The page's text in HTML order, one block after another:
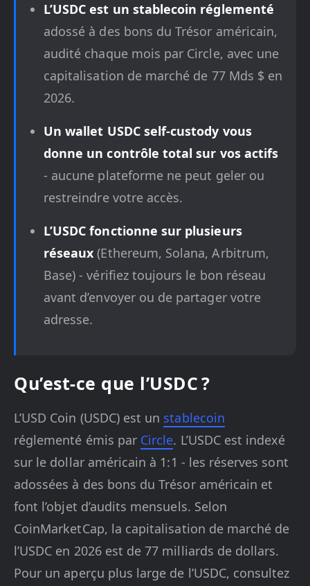
L’USDC est un stablecoin réglementé
adossé à des bons du Trésor américain,
audité chaque mois par Circle, avec une
capitalisation de marché de 77 Mds $ en
2026.
Un wallet USDC self-custody vous
donne un contrôle total sur vos actifs
- aucune plateforme ne peut geler ou
restreindre votre accès.
L’USDC fonctionne sur plusieurs
réseaux (Ethereum, Solana, Arbitrum,
Base) - vérifiez toujours le bon réseau
avant d’envoyer ou de partager votre
adresse.
Qu’est-ce que l’USDC ?
L’USD Coin (USDC) est un stablecoin
réglementé émis par Circle. L’USDC est indexé
sur le dollar américain à 1:1 - les réserves sont
adossées à des bons du Trésor américain et
font l’objet d’audits mensuels. Selon
CoinMarketCap, la capitalisation de marché de
l’USDC en 2026 est de 77 milliards de dollars.
Pour un aperçu plus large de l’USDC, consultez